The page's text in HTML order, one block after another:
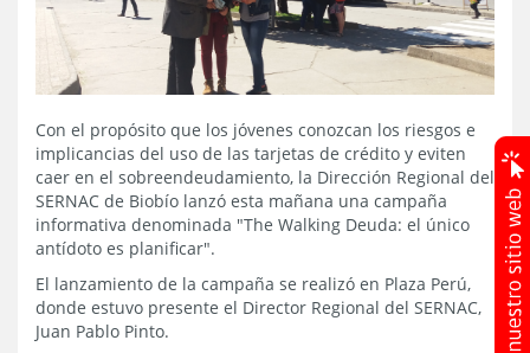
Con el propósito que los jóvenes conozcan los riesgos e
implicancias del uso de las tarjetas de crédito y eviten
caer en el sobreendeudamiento, la Dirección Regional del
SERNAC de Biobío lanzó esta mañana una campaña
informativa denominada "The Walking Deuda: el único
antídoto es planificar".
El lanzamiento de la campaña se realizó en Plaza Perú,
donde estuvo presente el Director Regional del SERNAC,
Juan Pablo Pinto.